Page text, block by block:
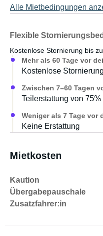
Alle Mietbedingungen
Flexible
Kostenlose Stornierung bis
Mehr als 60 Tage vor
Kostenlose
Zwischen 7–60 Tagen
Teilerstattung von
Weniger als 7 Tage vor
Keine Erstattung
Mietkosten
Kaution
Übergabepauschale
Zusatzfahrer:in